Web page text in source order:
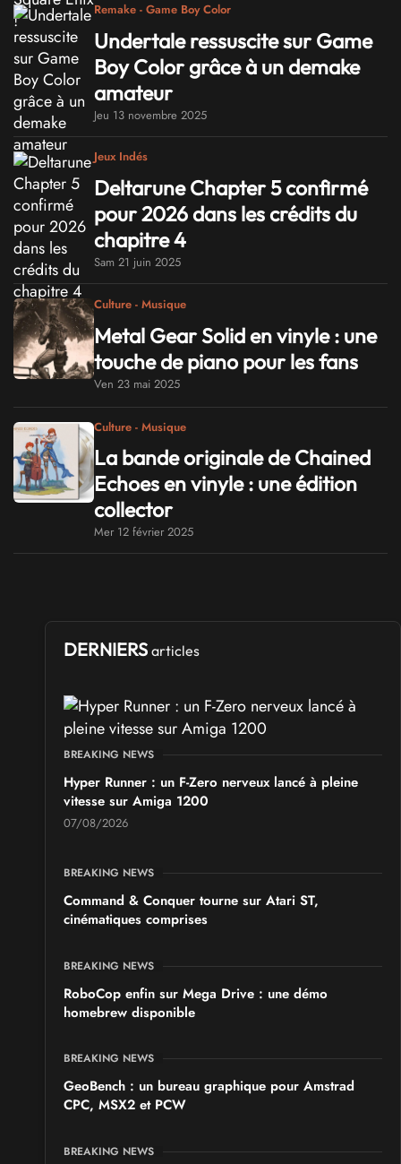
Remake - Game Boy Color
Undertale ressuscite sur Game
Boy Color grâce à un demake
amateur
Jeu 13 novembre 2025
Jeux Indés
Deltarune Chapter 5 confirmé
pour 2026 dans les crédits du
chapitre 4
Sam 21 juin 2025
Culture - Musique
Metal Gear Solid en vinyle : une
touche de piano pour les fans
Ven 23 mai 2025
Culture - Musique
La bande originale de Chained
Echoes en vinyle : une édition
collector
Mer 12 février 2025
DERNIERS articles
BREAKING NEWS
Hyper Runner : un F-Zero nerveux lancé à pleine
vitesse sur Amiga 1200
07/08/2026
BREAKING NEWS
Command & Conquer tourne sur Atari ST,
cinématiques comprises
BREAKING NEWS
RoboCop enfin sur Mega Drive : une démo
homebrew disponible
BREAKING NEWS
GeoBench : un bureau graphique pour Amstrad
CPC, MSX2 et PCW
BREAKING NEWS